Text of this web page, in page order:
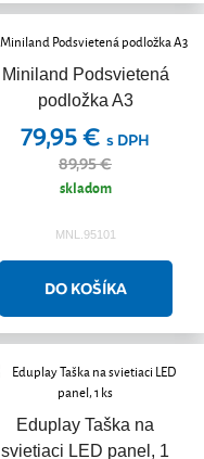
Miniland Podsvietená
podložka A3
79,95 € s DPH
89,95 €
skladom
MNL.95101
Eduplay Taška na
svietiaci LED panel, 1